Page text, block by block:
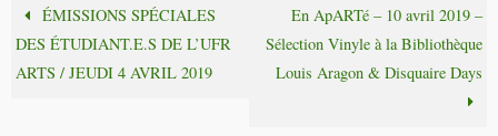
ÉMISSIONS SPÉCIALES
DES ÉTUDIANT.E.S DE L’UFR
ARTS / JEUDI 4 AVRIL 2019
En ApARTé – 10 avril 2019 –
Sélection Vinyle à la Bibliothèque
Louis Aragon & Disquaire Days